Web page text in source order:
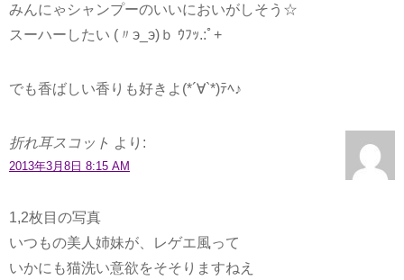
みんにゃシャンプーのいいにおいがしそう☆
スーハーしたい (〃э_э)ｂ ｳﾌｯ.:ﾟ+
でも香ばしい香りも好きよ(*´∀`*)ﾃﾍ♪
折れ耳スコット より:
2013年3月8日 8:15 AM
1,2枚目の写真
いつもの美人姉妹が、レゲエ風って
いかにも猫洗い意欲をそそりますねえ